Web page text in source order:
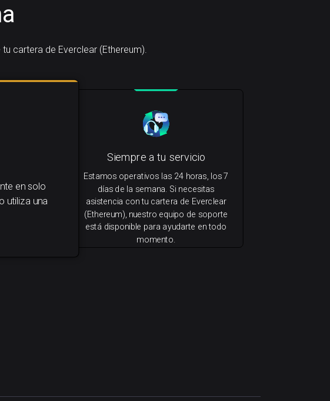
cartera de Everclear (Ethereum).
en solo
utiliza una
Siempre a tu servicio
Estamos operativos las 24 horas, los 7
días de la semana. Si necesitas
asistencia con tu cartera de Everclear
(Ethereum), nuestro equipo de soporte
está disponible para ayudarte en todo
momento.